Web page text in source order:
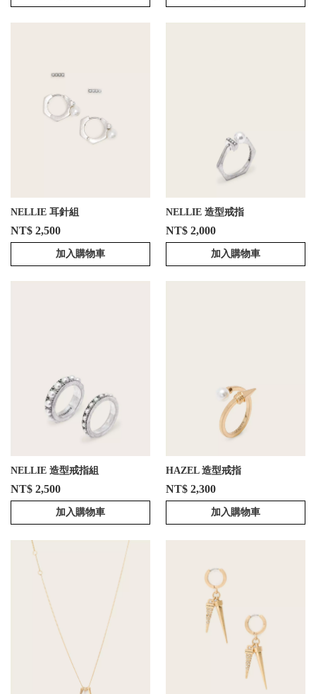
NELLIE 耳針組
NT$ 2,500
加入購物車
NELLIE 造型戒指
NT$ 2,000
加入購物車
NELLIE 造型戒指組
NT$ 2,500
加入購物車
HAZEL 造型戒指
NT$ 2,300
加入購物車